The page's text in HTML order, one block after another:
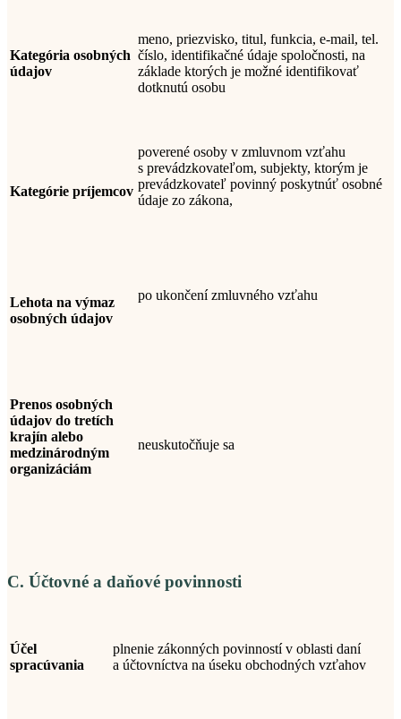
Kategória osobných
údajov
meno, priezvisko, titul, funkcia, e-mail, tel.
číslo, identifikačné údaje spoločnosti, na
základe ktorých je možné identifikovať
dotknutú osobu
Kategórie príjemcov
poverené osoby v zmluvnom vzťahu
s prevádzkovateľom, subjekty, ktorým je
prevádzkovateľ povinný poskytnúť osobné
údaje zo zákona,
Lehota na výmaz
osobných údajov
po ukončení zmluvného vzťahu
Prenos osobných
údajov do tretích
krajín alebo
medzinárodným
organizáciám
neuskutočňuje sa
C. Účtovné a daňové povinnosti
Účel
spracúvania
plnenie zákonných povinností v oblasti daní
a účtovníctva na úseku obchodných vzťahov